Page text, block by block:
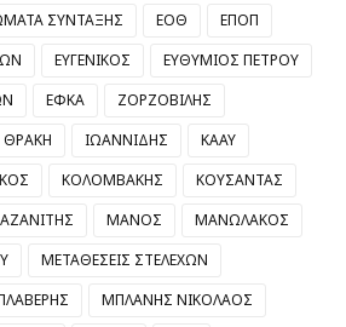
ΣΥΝΤΑΞΗΣ
ΕΟΘ
ΕΠΟΠ
ΕΥΓΕΝΙΚΟΣ
ΕΥΘΥΜΙΟΣ ΠΕΤΡΟΥ
ΕΦΚΑ
ΖΟΡΖΟΒΙΛΗΣ
ΘΡΑΚΗ ΙΩΑΝΝΙΔΗΣ
ΚΑΑΥ
ΚΟΛΟΜΒΑΚΗΣ
ΚΟΥΣΑΝΤΑΣ
ΜΑΝΟΣ
ΜΑΝΩΛΑΚΟΣ
ΜΕΤΑΘΕΣΕΙΣ ΣΤΕΛΕΧΩΝ
ΜΠΛΑΝΗΣ ΝΙΚΟΛΑΟΣ